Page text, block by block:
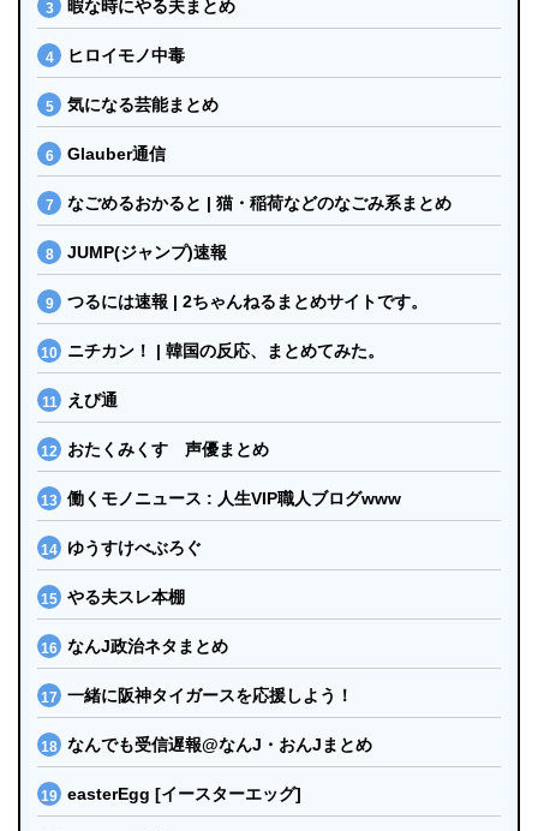
暇な時にやる夫まとめ
ヒロイモノ中毒
気になる芸能まとめ
Glauber通信
なごめるおかると | 猫・稲荷などのなごみ系まとめ
JUMP(ジャンプ)速報
つるには速報 | 2ちゃんねるまとめサイトです。
ニチカン！ | 韓国の反応、まとめてみた。
えび通
おたくみくす 声優まとめ
働くモノニュース : 人生VIP職人ブログwww
ゆうすけべぶろぐ
やる夫スレ本棚
なんJ政治ネタまとめ
一緒に阪神タイガースを応援しよう！
なんでも受信遅報@なんJ・おんJまとめ
easterEgg [イースターエッグ]